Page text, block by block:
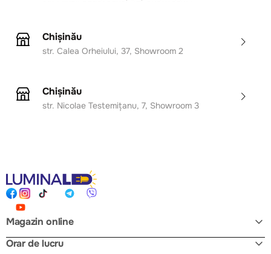
Chișinău
str. Calea Orheiului, 37, Showroom 2
Chișinău
str. Nicolae Testemițanu, 7, Showroom 3
Magazin online
Orar de lucru